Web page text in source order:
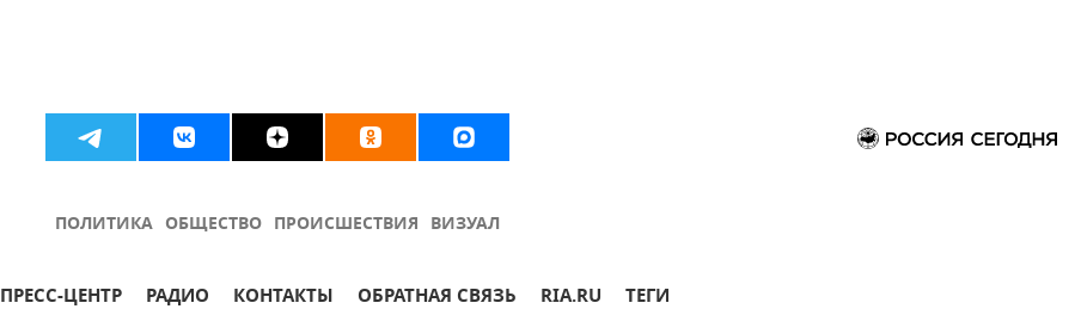
ПОЛИТИКА ОБЩЕСТВО ПРОИСШЕСТВИЯ ВИЗУАЛ
ПРЕСС-ЦЕНТР РАДИО КОНТАКТЫ ОБРАТНАЯ СВЯЗЬ RIA.RU ТЕГИ